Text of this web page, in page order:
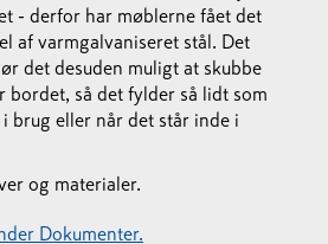
- derfor har møblerne fået det
af varmgalvaniseret stål. Det
det desuden muligt at skubbe
bordet, så det fylder så lidt som
brug eller når det står inde i
og materialer.
Dokumenter.